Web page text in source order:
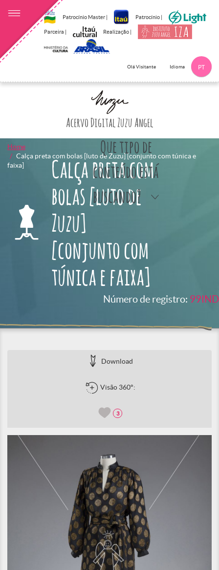
Patrocínio Master | Patrocínio |
Parceira | Realização |
Olá Visitante Idioma PT
Acervo Digital Zuzu Angel
Que tipo de
conteúdo está
buscando?
Home
Calça preta com bolas [luto de Zuzu] [conjunto com túnica e
faixa]
Calça preta com
bolas [luto de
Zuzu]
[conjunto com
túnica e faixa]
Número de registro: 99IND
Download
Visão 360°:
3